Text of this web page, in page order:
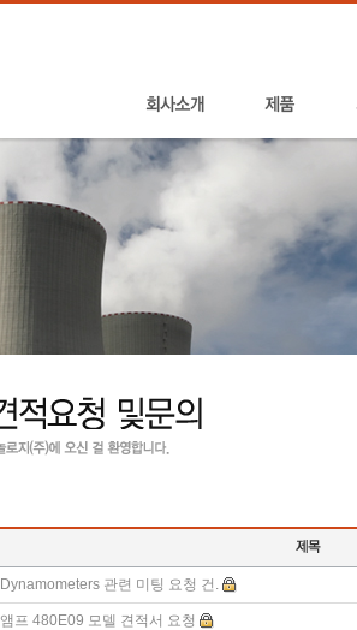
Dynamometers 관련 미팅 요청 건.
앰프 480E09 모델 견적서 요청